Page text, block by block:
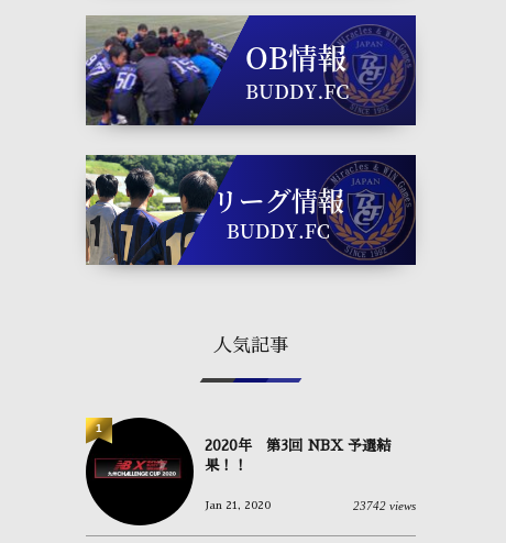
人気記事
2020年 第3回 NBX 予選結
果！！
Jan 21, 2020 23742 views
1